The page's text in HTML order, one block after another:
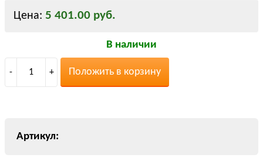
Цена: 5 401.00 руб.
В наличии
- 1 + Положить в корзину